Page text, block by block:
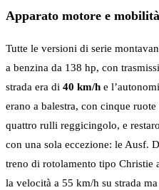
Apparato motore e mobilità
Tutte le versioni di serie
a benzina da 138 hp, con
strada era di 40 km/h e
erano a balestra, con cinque
quattro rulli reggicingolo, e
con una sola eccezione: le Ausf.
treno di rotolamento tipo Christie
la velocità a 55 km/h su strada